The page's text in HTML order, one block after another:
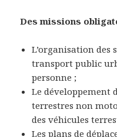
Des missions
L’organisation des
transport public
personne ;
Le développement
terrestres non
des véhicules
Les plans de